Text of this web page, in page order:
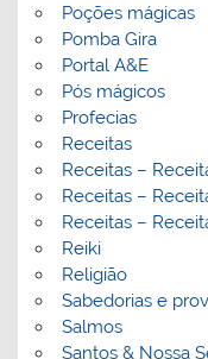
Poções mágicas
Pomba Gira
Portal A&E
Pós mágicos
Profecias
Receitas
Receitas –
Receitas –
Receitas –
Reiki
Religião
Sabedorias e
Salmos
Santos & Nossa